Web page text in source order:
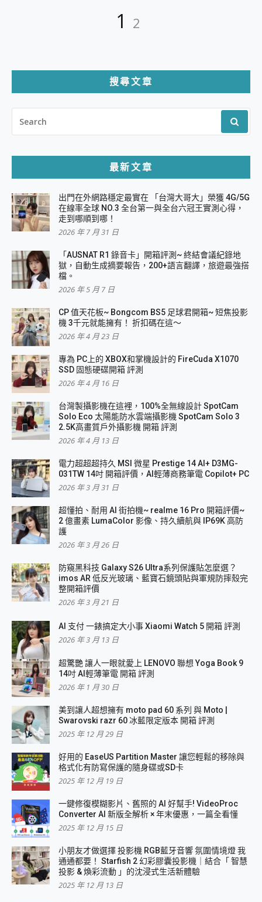
頁
Page
1 Page
2
搜尋文章
FOR:
最新文章
出門在外網路穩定最實在 「台灣大哥大」榮獲 4G/5G
在線率全球 NO.3 全台第一與全台六冠王實測心得，
走到哪順到哪！
2026 年 7 月 31 日
「AUSNAT R1 錄音卡」開箱評測~ 終結會議紀錄地
獄，自動生成摘要報告，200+語言翻譯，旅遊最強搭
檔。
2026 年 5 月 7 日
CP 值天花板~ Bongcom BS5 足球君開箱~ 短焦投影
機 3千元就能擁有！ 折扣碼在這～
2026 年 4 月 23 日
專為 PC上的 XBOX和掌機設計的 FireCuda X1070
SSD 固態硬碟開箱 評測
2026 年 4 月 16 日
台灣製攝影機在這裡，100%全無線設計 SpotCam
Solo Eco 太陽能防水雲端攝影機 SpotCam Solo 3
2.5K高畫質戶外攝影機 開箱 評測
2026 年 4 月 13 日
電力超超超持久 MSI 微星 Prestige 14 AI+ D3MG-
031TW 14吋 開箱評價，AI輕薄商務筆電 Copilot+ PC
2026 年 3 月 31 日
超懂拍、耐用 AI 街拍機~ realme 16 Pro 開箱評價~
2 億畫素 LumaColor 影像、持久續航與 IP69K 高防
護
2026 年 3 月 26 日
防窺黑科技 Galaxy S26 Ultra系列保護貼怎麼選？
imos AR 低反光玻璃、藍寶石鏡頭貼與軍規防摔殼完
整開箱評價
2026 年 3 月 21 日
AI 支付 一錶搞定大小事 Xiaomi Watch 5 開箱 評測
2026 年 3 月 13 日
超驚艷 讓人一眼就愛上 LENOVO 聯想 Yoga Book 9
14吋 AI輕薄筆電 開箱 評測
2026 年 1 月 30 日
美到讓人超想擁有 moto pad 60 系列 與 Moto |
Swarovski razr 60 冰藍限定版本 開箱 評測
2025 年 12 月 29 日
好用的 EaseUS Partition Master 讓您輕鬆的移除與
格式化有防寫保護的隨身碟或SD卡
2025 年 12 月 19 日
一鍵修復模糊影片、舊照的 AI 好幫手! VideoProc
Converter AI 新版全解析 × 年末優惠，一篇全看懂
2025 年 12 月 15 日
小朋友才做選擇 投影機 RGB藍牙音響 氛圍情境燈 我
通通都要！ Starfish 2 幻彩膠囊投影機｜結合「 智慧
投影 & 煥彩流動 」的沈浸式生活新體驗
2025 年 12 月 13 日